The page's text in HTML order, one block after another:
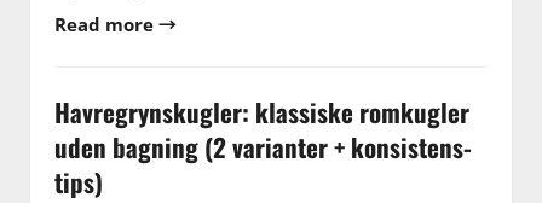
Read more →
Havregrynskugler: klassiske romkugler
uden bagning (2 varianter + konsistens-
tips)